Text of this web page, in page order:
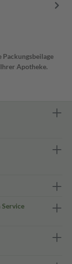
Packungsbeilage
Apotheke.
Service